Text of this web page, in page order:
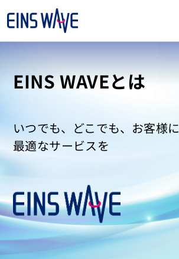
イベント・セミナー
サービス
導入事例
EINSWAVEとは
ダウンロード
EINS WAVEとは
いつでも、どこでも、お客様に
最適なサービスを